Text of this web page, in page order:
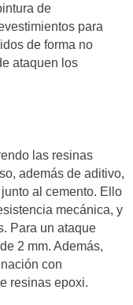
de
para
de forma no
ataquen los
las resinas
además de aditivo,
al cemento. Ello
mecánica, y
Para un ataque
2 mm. Además,
con
resinas epoxi.